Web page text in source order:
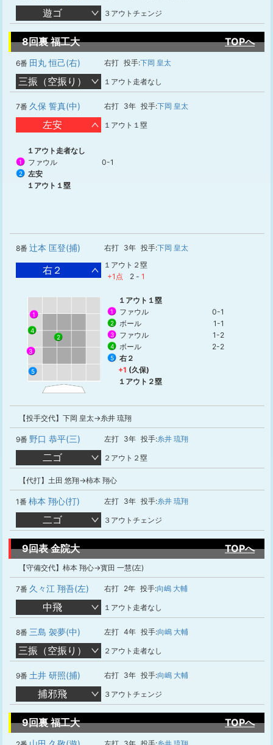
遊ゴ ３アウトチェンジ
8回裏 福工大 TOPへ
6番 田丸 恒己(右) 右打 投手:下岡 皇太
三振（空振り） １アウト走者なし
7番 久保 誓真(中) 右打 3年 投手:下岡 皇太
左安 １アウト１塁
１アウト走者なし
1 ファウル 0-1
2
左安
１アウト１塁
8番 辻本 匡登(捕) 右打 3年 投手:下岡 皇太
右２
１アウト２塁
+1点
2 - 1
1
2
3
4
5
１アウト１塁
1 ファウル 0-1
2 ボール 1-1
3 ファウル 1-2
4 ボール 2-2
5
右２
+1 (久保)
１アウト２塁
【投手交代】下岡 皇太→糸井 琉翔
9番 野口 恭平(三) 左打 3年 投手:糸井 琉翔
二ゴ ２アウト２塁
【代打】土田 悠翔→柿本 翔心
1番 柿本 翔心(打) 左打 3年 投手:糸井 琉翔
二ゴ ３アウトチェンジ
9回表 金院大 TOPへ
【守備交代】柿本 翔心→寳田 一慧(左)
7番 久々江 翔吾(左) 右打 2年 投手:向嶋 大輔
中飛 １アウト走者なし
8番 三島 袈夢(中) 左打 4年 投手:向嶋 大輔
三振（空振り） ２アウト走者なし
9番 土井 研照(捕) 右打 3年 投手:向嶋 大輔
捕邪飛 ３アウトチェンジ
9回裏 福工大 TOPへ